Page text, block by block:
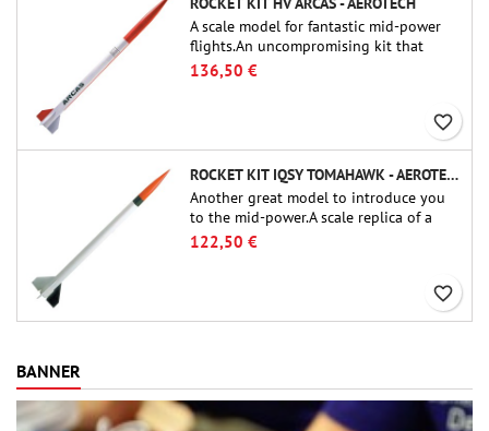
A scale model for fantastic mid-power
flights.An uncompromising kit that
allows you to build a replica of one of
the most famous sounding-rocket ever.
136,50 €
favorite_border
ROCKET KIT IQSY TOMAHAWK - AEROTECH
Another great model to introduce you
to the mid-power.A scale replica of a
famous sounding rocket, small in size
and peefect to move to higher-level kits.
122,50 €
favorite_border
BANNER